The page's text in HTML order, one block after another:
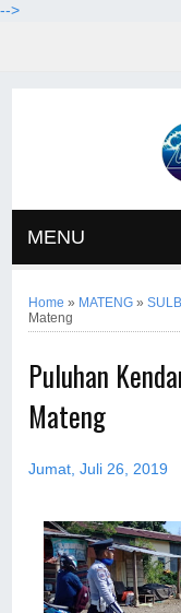
-->
MENU
Home » MATENG »
Mateng
Puluhan
Mateng
Jumat, Juli 26, 2019